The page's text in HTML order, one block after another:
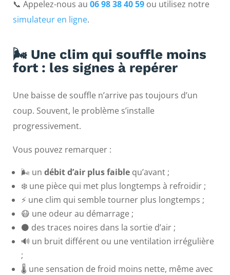
📞 Appelez-nous au 06 98 38 40 59 ou utilisez notre
simulateur en ligne.
🌬️ Une clim qui souffle moins
fort : les signes à repérer
Une baisse de souffle n’arrive pas toujours d’un
coup. Souvent, le problème s’installe
progressivement.
Vous pouvez remarquer :
🌬️ un débit d’air plus faible qu’avant ;
❄️ une pièce qui met plus longtemps à refroidir ;
⚡ une clim qui semble tourner plus longtemps ;
😷 une odeur au démarrage ;
⚫ des traces noires dans la sortie d’air ;
🔊 un bruit différent ou une ventilation irrégulière
;
🌡️ une sensation de froid moins nette, même avec